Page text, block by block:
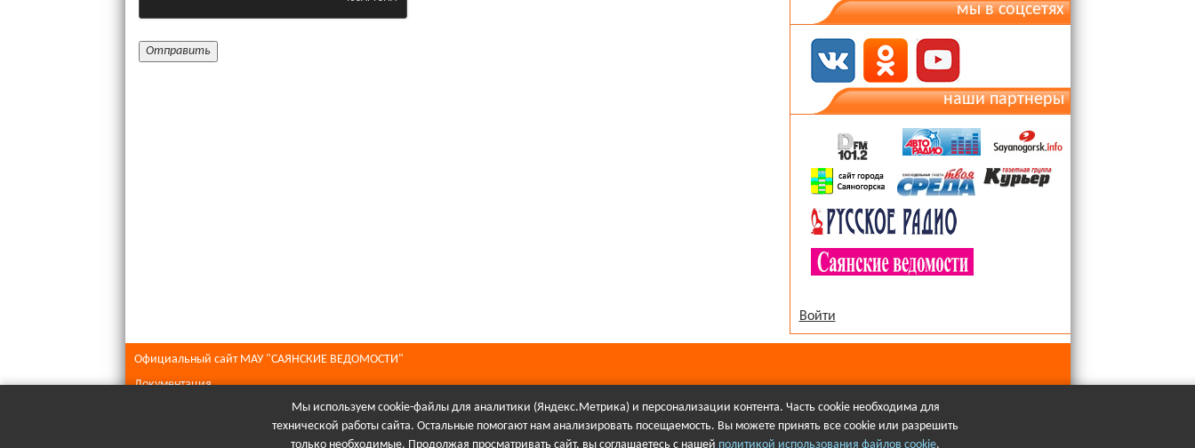
мы в соцсетях
наши партнеры
Войти
Официальный сайт МАУ "САЯНСКИЕ ВЕДОМОСТИ"
Документация
При полном или частичном использовании материалов в Интернете гиперссылка на сайт Первое городского телевидения обязательна.
Мы используем cookie-файлы для аналитики (Яндекс.Метрика) и персонализации контента. Часть cookie необходима для
технической работы сайта. Остальные помогают нам анализировать посещаемость. Вы можете принять все cookie или разрешить
только необходимые. Продолжая просматривать сайт, вы соглашаетесь с нашей политикой использования файлов cookie.